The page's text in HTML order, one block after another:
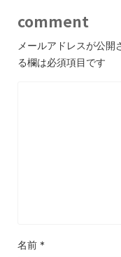
comment
メールアドレスが公開
る欄は必須項目です
名前 *